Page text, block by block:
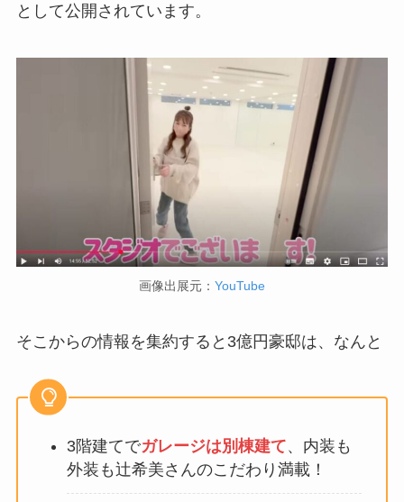
として公開されています。
画像出展元： YouTube
そこからの情報を集約すると3億円豪邸は、なんと
3階建てでガレージは別棟建て、内装も
外装も辻希美さんのこだわり満載！